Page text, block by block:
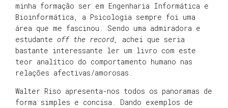
minha formação ser em Engenharia Informática e
Bioinformática, a Psicologia sempre foi uma
área que me fascinou. Sendo uma admiradora e
estudante off the record,
achei que seria
bastante interessante ler um livro com este
teor analítico do comportamento humano nas
relações afectivas/amorosas.
Walter Riso apresenta-nos todos os panoramas de
forma simples e concisa. Dando exemplos de